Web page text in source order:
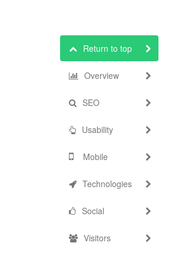
Return to top
Overview
SEO
Usability
Mobile
Technologies
Social
Visitors